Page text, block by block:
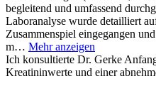
begleitend und umfassend
Laboranalyse wurde detailliert
Zusammenspiel eingegangen
m… Mehr anzeigen
Ich konsultierte Dr. Gerke
Kreatininwerte und einer